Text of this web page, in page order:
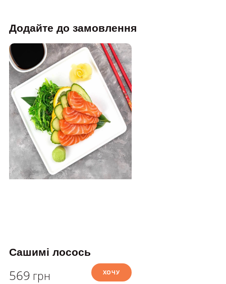
Додайте до замовлення
Сашимі лосось
569 грн ХОЧУ